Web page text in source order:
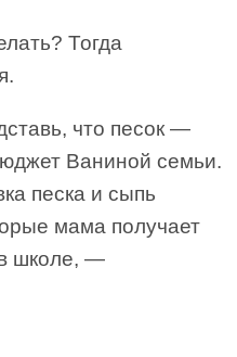
Тогда
что песок —
Ваниной семьи.
песка и сыпь
мама получает
школе, —